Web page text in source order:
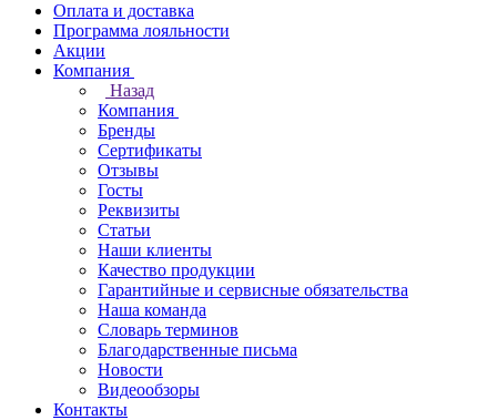
Оплата и доставка
Программа лояльности
Акции
Компания
Назад
Компания
Бренды
Сертификаты
Отзывы
Госты
Реквизиты
Статьи
Наши клиенты
Качество продукции
Гарантийные и сервисные обязательства
Наша команда
Словарь терминов
Благодарственные письма
Новости
Видеообзоры
Контакты